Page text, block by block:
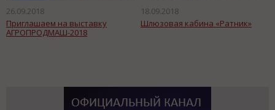
26.09.2018
Приглашаем на выставку
АГРОПРОДМАШ-2018
18.09.2018
Шлюзовая кабина «Ратник»